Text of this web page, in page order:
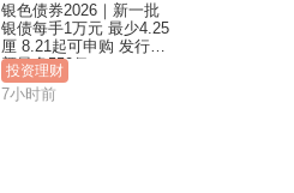
银色债券2026｜新一批
银债每手1万元 最少4.25
厘 8.21起可申购 发行金
额最多550亿
投资理财
7小时前